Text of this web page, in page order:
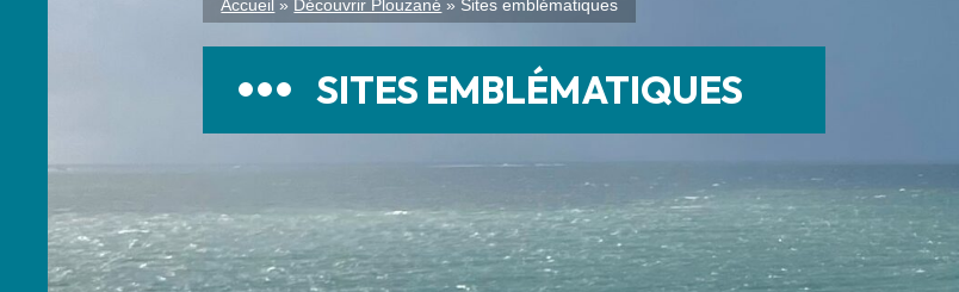
Accueil » Découvrir Plouzané » Sites emblématiques
SITES EMBLÉMATIQUES